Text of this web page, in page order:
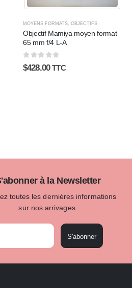
MOYENS FORMATS OBJECTIFS
Objectif Mamiya moyen format
65 mm f/4 L-A
0sur 5
$428.00 TTC
à la Newsletter
toutes les dernières informations
sur nos arrivages.
S'abonner